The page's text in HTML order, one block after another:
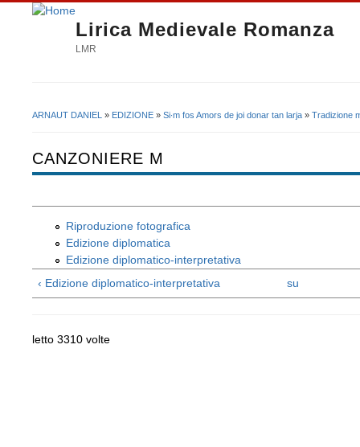
Lirica Medievale Romanza
LMR
ARNAUT DANIEL » EDIZIONE » Si∙m fos Amors de joi donar tan larja » Tradizione
CANZONIERE M
Riproduzione fotografica
Edizione diplomatica
Edizione diplomatico-interpretativa
‹ Edizione diplomatico-interpretativa
su
letto 3310 volte